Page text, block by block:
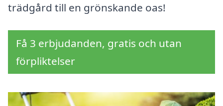
trädgård till en grönskande oas!
Få 3 erbjudanden, gratis och utan
förpliktelser